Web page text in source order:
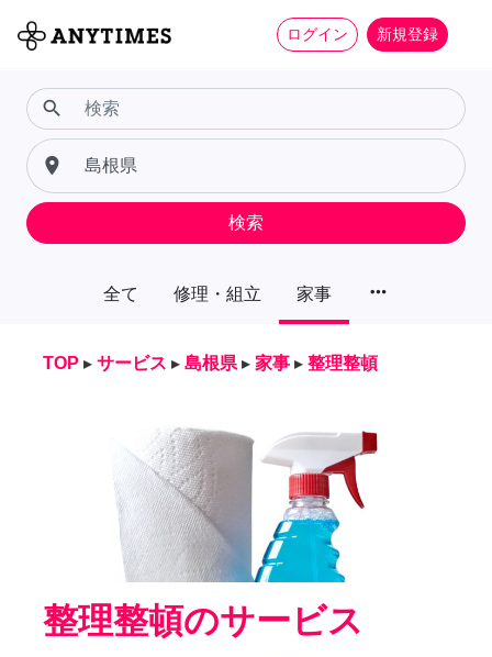
ログイン 新規登録
全て 修理・組立 家事 more_horiz
search
place
検索
TOP ▸ サービス ▸ 島根県 ▸ 家事 ▸ 整理整頓
整理整頓のサービス